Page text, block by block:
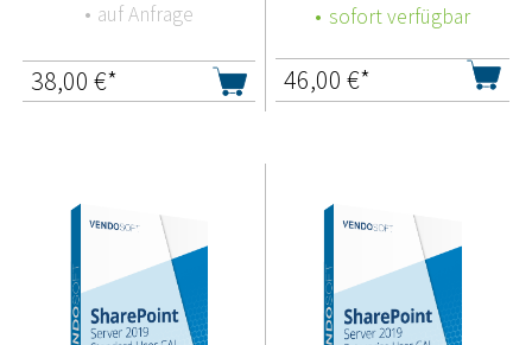
auf Anfrage
38,00 €*
sofort verfügbar
46,00 €*